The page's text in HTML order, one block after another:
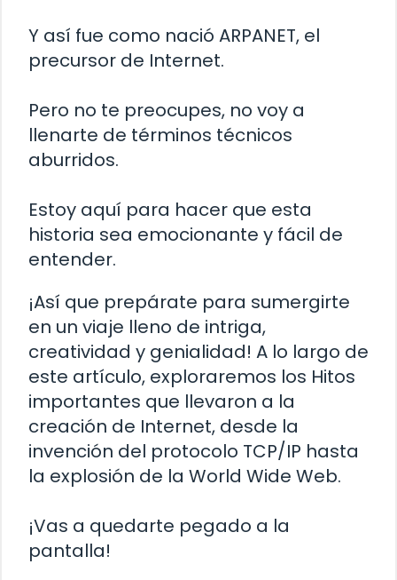
Y así fue como nació ARPANET, el
precursor de Internet.
Pero no te preocupes, no voy a
llenarte de términos técnicos
aburridos.
Estoy aquí para hacer que esta
historia sea emocionante y fácil de
entender.
¡Así que prepárate para sumergirte
en un viaje lleno de intriga,
creatividad y genialidad! A lo largo de
este artículo, exploraremos los Hitos
importantes que llevaron a la
creación de Internet, desde la
invención del protocolo TCP/IP hasta
la explosión de la World Wide Web.
¡Vas a quedarte pegado a la
pantalla!